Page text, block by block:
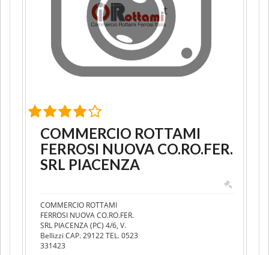
COMMERCIO ROTTAMI
FERROSI NUOVA CO.RO.FER.
SRL PIACENZA
COMMERCIO ROTTAMI
FERROSI NUOVA CO.RO.FER.
SRL PIACENZA (PC) 4/6, V.
Bellizzi CAP. 29122 TEL. 0523
331423